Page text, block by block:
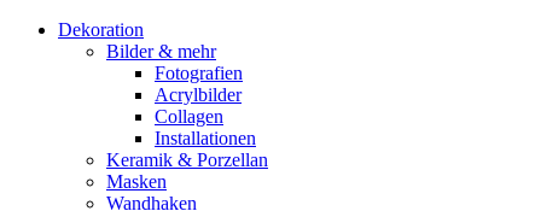
Dekoration
Bilder & mehr
Fotografien
Acrylbilder
Collagen
Installationen
Keramik & Porzellan
Masken
Wandhaken